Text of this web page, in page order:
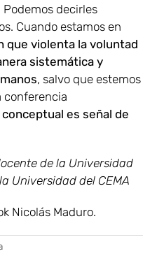
decirles
Cuando estamos en
que violenta la voluntad
sistemática y
, salvo que estemos
conferencia
es señal de
de la Universidad
Universidad del CEMA
Nicolás Maduro.